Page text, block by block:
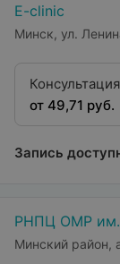
E-clinic
Минск, ул.
от 49,71 руб.
Запись
РНПЦ ОМР им.
Минский район,